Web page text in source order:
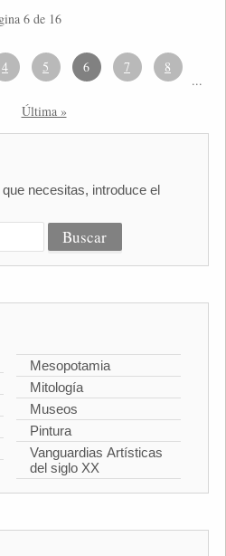
6 de 16
4 5 6 7 8
...
Última »
necesitas, introduce el
Mesopotamia
Mitología
Museos
Pintura
Vanguardias Artísticas
del siglo XX